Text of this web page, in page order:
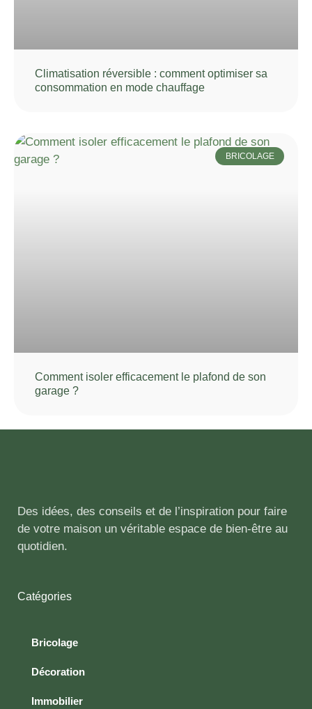
Climatisation réversible : comment optimiser sa
consommation en mode chauffage
BRICOLAGE
Comment isoler efficacement le plafond de son
garage ?
Des idées, des conseils et de l’inspiration pour faire
de votre maison un véritable espace de bien-être au
quotidien.
Catégories
Bricolage
Décoration
Immobilier